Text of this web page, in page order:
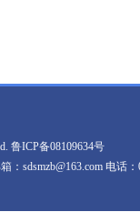
鲁ICP备08109634号
sdsmzb@163.com 电话：